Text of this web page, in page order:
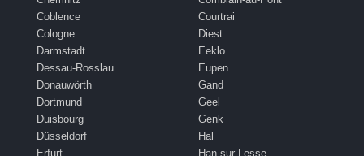
Coblence
Cologne
Darmstadt
Dessau-Rosslau
Donauwörth
Dortmund
Duisbourg
Düsseldorf
Erfurt
Courtrai
Diest
Eeklo
Eupen
Gand
Geel
Genk
Hal
Han-sur-Lesse